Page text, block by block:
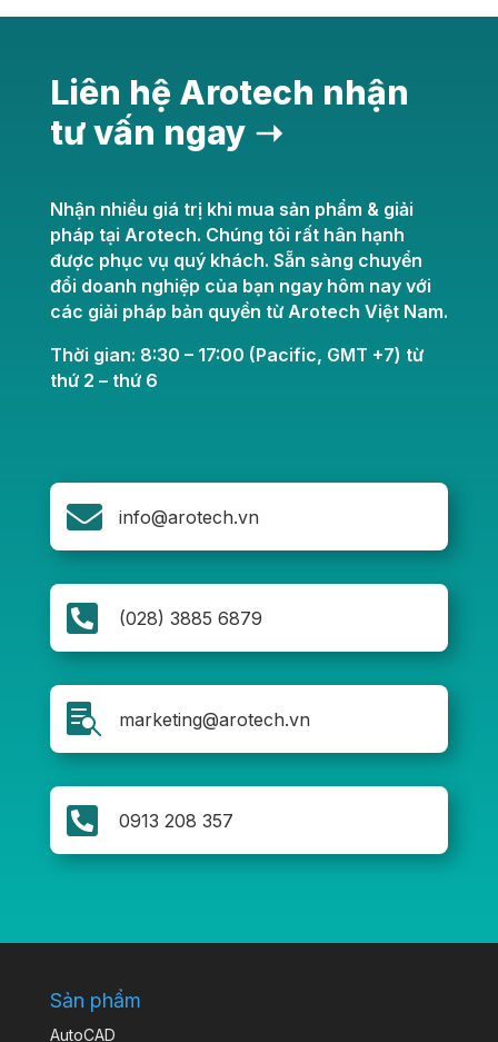
Liên hệ Arotech nhận
tư vấn ngay ➝
Nhận nhiều giá trị khi mua sản phẩm & giải
pháp tại Arotech. Chúng tôi rất hân hạnh
được phục vụ quý khách. Sẵn sàng chuyển
đổi doanh nghiệp của bạn ngay hôm nay với
các giải pháp bản quyền từ Arotech Việt Nam.
Thời gian: 8:30 – 17:00 (Pacific, GMT +7) từ
thứ 2 – thứ 6
 info@arotech.vn
 (028) 3885 6879
 marketing@arotech.vn
 0913 208 357
Sản phẩm
AutoCAD